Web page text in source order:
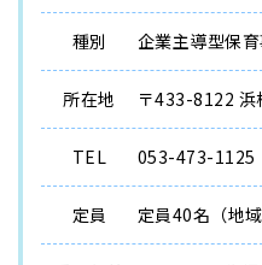
種別 企業主導型保
所在地 〒433-8122
TEL 053-473-1125
定員 定員40名（地